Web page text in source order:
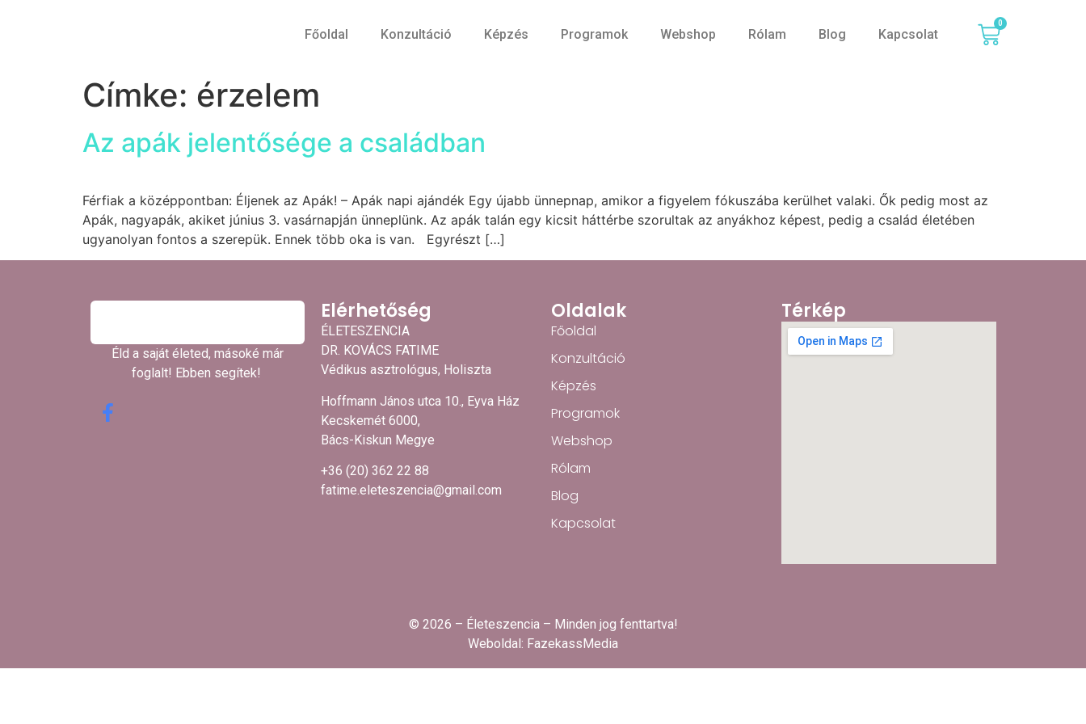
Főoldal Konzultáció Képzés Programok Webshop Rólam Blog Kapcsolat
0
Címke: érzelem
Az apák jelentősége a családban
Férfiak a középpontban: Éljenek az Apák! – Apák napi ajándék Egy újabb ünnepnap, amikor a figyelem fókuszába kerülhet valaki. Ők pedig most az
Apák, nagyapák, akiket június 3. vasárnapján ünneplünk. Az apák talán egy kicsit háttérbe szorultak az anyákhoz képest, pedig a család életében
ugyanolyan fontos a szerepük. Ennek több oka is van. Egyrészt […]
Éld a saját életed, másoké már
foglalt! Ebben segítek! ​
Elérhetőség
ÉLETESZENCIA
DR. KOVÁCS FATIME
Védikus asztrológus, Holiszta
Hoffmann János utca 10., Eyva Ház
Kecskemét 6000,
Bács-Kiskun Megye
+36 (20) 362 22 88
fatime.eleteszencia@gmail.com
Oldalak
Főoldal
Konzultáció
Képzés
Programok
Webshop
Rólam
Blog
Kapcsolat
Térkép
© 2026 – Életeszencia – Minden jog fenttartva!
Weboldal: FazekassMedia